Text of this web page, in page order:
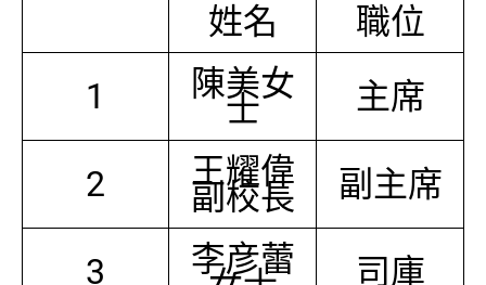
姓名
職位
1
陳美女
士 主席
2 王耀偉
副校長 副主席
3 李彦蕾 司庫